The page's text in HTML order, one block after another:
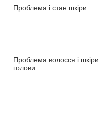
Проблема і стан шкіри
Проблема волосся і шкіри
голови